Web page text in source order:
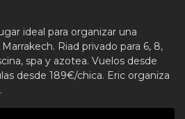
ideal para organizar una
Riad privado para 6, 8,
spa y azotea. Vuelos desde
desde 189€/chica. Eric organiza